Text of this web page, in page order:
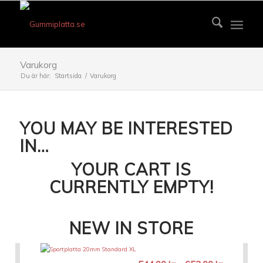
Varukorg
Du är här: Startsida / Varukorg
YOU MAY BE INTERESTED
IN…
YOUR CART IS
CURRENTLY EMPTY!
NEW IN STORE